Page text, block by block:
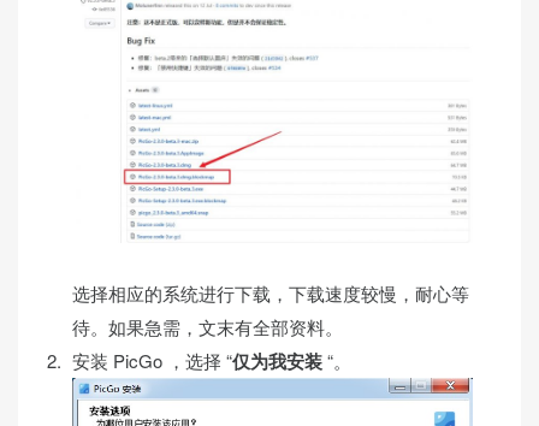
选择相应的系统进行下载，下载速度较慢，耐心等
待。如果急需，文末有全部资料。
安装 PicGo ，选择 “仅为我安装“。